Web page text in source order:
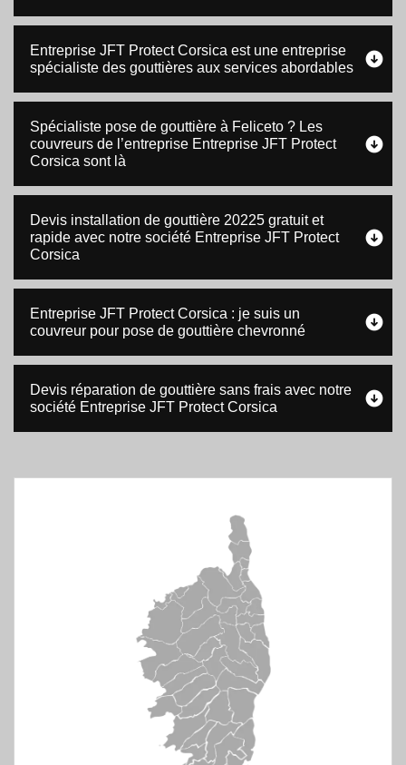
Entreprise JFT Protect Corsica est une entreprise
spécialiste des gouttières aux services abordables
Spécialiste pose de gouttière à Feliceto ? Les
couvreurs de l’entreprise Entreprise JFT Protect
Corsica sont là
Devis installation de gouttière 20225 gratuit et
rapide avec notre société Entreprise JFT Protect
Corsica
Entreprise JFT Protect Corsica : je suis un
couvreur pour pose de gouttière chevronné
Devis réparation de gouttière sans frais avec notre
société Entreprise JFT Protect Corsica